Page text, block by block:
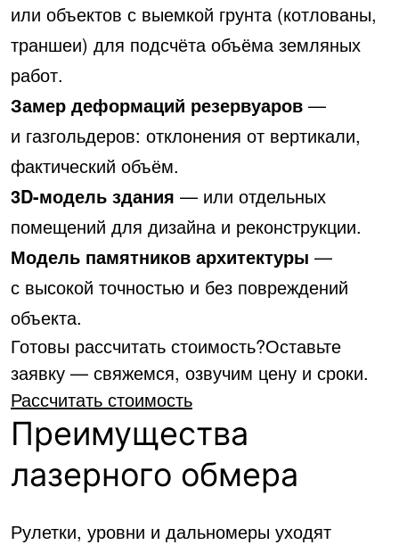
или объектов с выемкой грунта (котлованы,
траншеи) для подсчёта объёма земляных
работ.
Замер деформаций резервуаров —
и газгольдеров: отклонения от вертикали,
фактический объём.
3D-модель здания — или отдельных
помещений для дизайна и реконструкции.
Модель памятников архитектуры —
с высокой точностью и без повреждений
объекта.
Готовы рассчитать стоимость?Оставьте
заявку — свяжемся, озвучим цену и сроки.
Рассчитать стоимость
Преимущества
лазерного обмера
Рулетки, уровни и дальномеры уходят